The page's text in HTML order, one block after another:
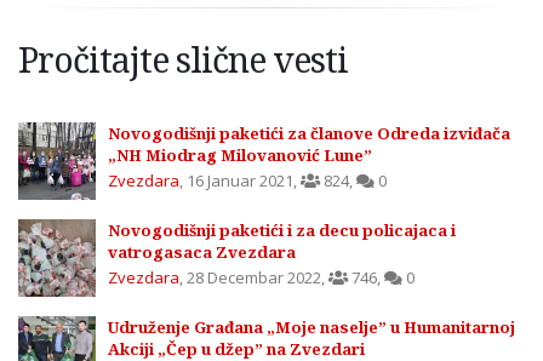
Pročitajte slične vesti
Novogodišnji paketići za članove Odreda izviđača
„NH Miodrag Milovanović Lune”
Zvezdara, 16 Januar 2021, 824, 0
Novogodišnji paketići i za decu policajaca i
vatrogasaca Zvezdara
Zvezdara,28 Decembar 2022, 746, 0
Udruženje Građana „Moje naselje” u Humanitarnoj
Akciji „Čep u džep” na Zvezdari